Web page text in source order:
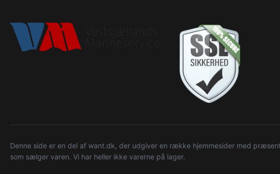
Denne side er en del af want.dk, der udgiver en række hjemmesider med
som sælger varen. Vi har heller ikke varerne på lager.